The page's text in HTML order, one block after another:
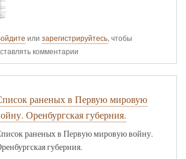
или зарегистрируйтесь, чтобы
комментарии
раненых в Первую мировую
Оренбургская губерния.
раненых в Первую мировую войну.
губерния.